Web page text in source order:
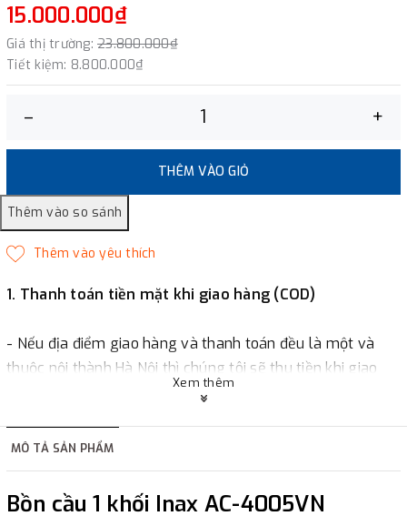
15.000.000₫
Giá thị trường: 23.800.000₫
Tiết kiệm: 8.800.000₫
– +
THÊM VÀO GIỎ
1. Thanh toán tiền mặt khi giao hàng (COD)
- Nếu địa điểm giao hàng và thanh toán đều là một và
thuộc nội thành Hà Nội thì chúng tôi sẽ thu tiền khi giao
hàng hoặc khách hàng đặt tiền trước một phần giá trị đơn
2. Thanh toán trực tiếp tại :
-Showroom Thanh HươngĐịa chỉ : 23 phố Cát Linh,
Xem thêm
MÔ TẢ SẢN PHẨM
Bồn cầu 1 khối Inax AC-4005VN